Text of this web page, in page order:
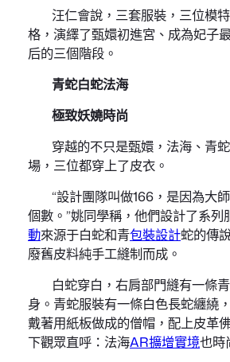
汪仁會說，三套服裝，三位模
格，演繹了甄嬛初進宮、成為妃子
后的三個階段。
青蛇白蛇法海
極致妖嬈時尚
穿越的不只是甄嬛，法海、青
場，三位都穿上了皮衣。
“設計團隊叫做166，是因為大
個數。”姚同學稱，他們設計了系列
動來源于白蛇和青包裝設計蛇的傳
廢舊皮料純手工縫制而成。
白蛇穿白，右肩部門縫有一條
身。青蛇服裝有一條白色長蛇纏繞
戴著用紙板做成的僧帽，配上皮革
下觀眾直呼：法海AR擴增實境也時